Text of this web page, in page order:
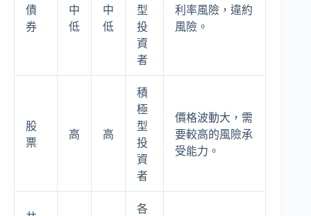
債
券
中
低
中
低
型
投
資
者
利率風險，違約
風險。
股
票
高 高
積
極
型
投
資
者
價格波動大，需
要較高的風險承
受能力。
各